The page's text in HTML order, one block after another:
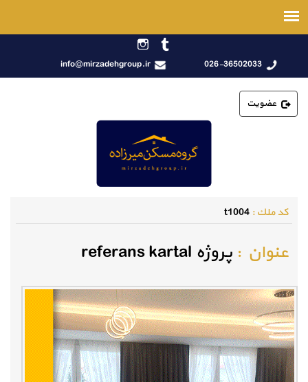
026-36502033
info@mirzadehgroup.ir
عضویت
كد ملك :t1004
عنوان :پروژه referans kartal